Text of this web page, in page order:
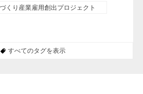
くり産業雇用創出プロジェクト
すべてのタグを表示